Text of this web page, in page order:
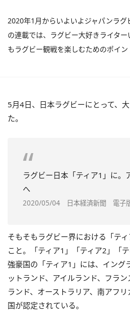
2020年1月からいよいよジャパンラグ
の連載では、ラグビー大好きライタ
もラグビー観戦を楽しむためのポイン
5月4日、日本ラグビーにとって、
た。
ラグビー日本「ティア1」に。
へ
2020/05/04 日本経済新聞 電子
そもそもラグビー界における「テ
こと。「ティア1」「ティア2」「
強豪国の「ティア1」には、イング
ットランド、アイルランド、フラ
ランド、オーストラリア、南アフ
国が認定されている。